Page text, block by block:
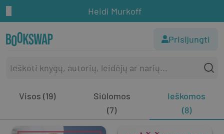
Heidi Murkoff
Prisijungti
Visos (19)
Siūlomos
(7)
Ieškomos
(8)